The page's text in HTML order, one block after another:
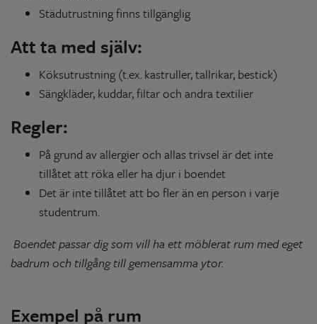
Städutrustning finns tillgänglig
Att ta med själv:
Köksutrustning (t.ex. kastruller, tallrikar, bestick)
Sängkläder, kuddar, filtar och andra textilier
Regler:
På grund av allergier och allas trivsel är det inte
tillåtet att röka eller ha djur i boendet
Det är inte tillåtet att bo fler än en person i varje
studentrum.
Boendet passar dig som vill ha ett möblerat rum med eget
badrum och tillgång till gemensamma ytor.
Exempel på rum